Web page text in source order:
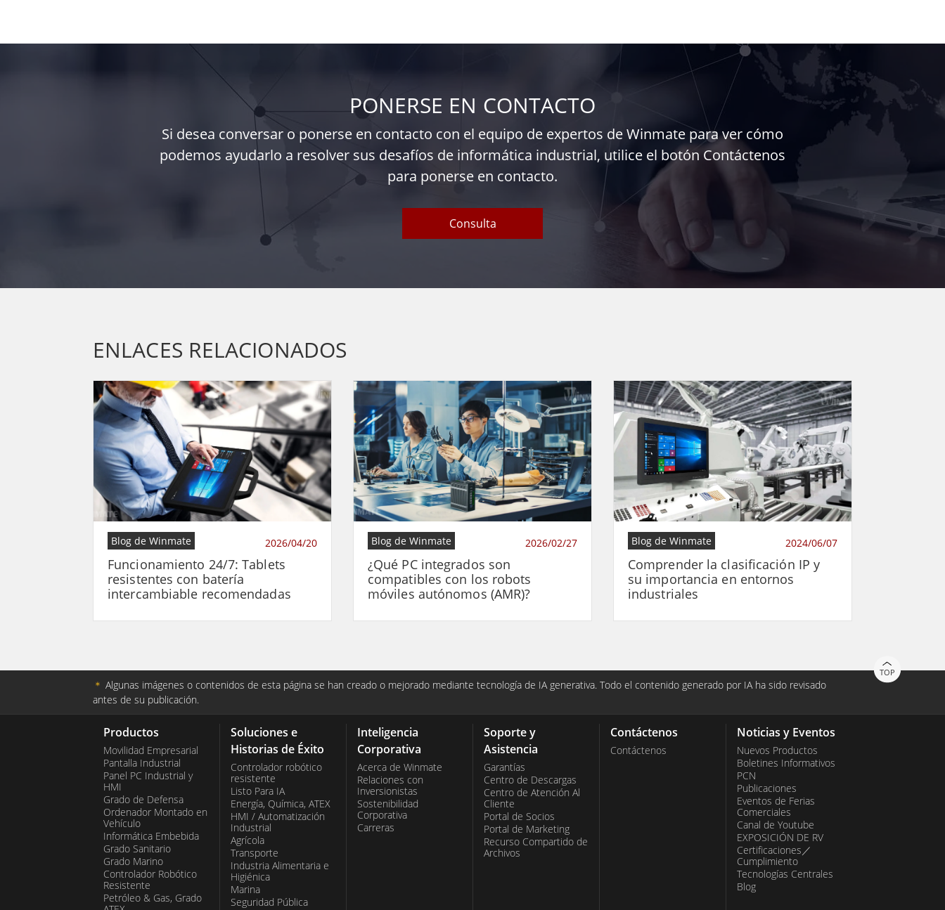
PONERSE EN CONTACTO
Si desea conversar o ponerse en contacto con el equipo de expertos de Winmate para ver cómo
podemos ayudarlo a resolver sus desafíos de informática industrial, utilice el botón Contáctenos
para ponerse en contacto.
Consulta
ENLACES RELACIONADOS
Blog de Winmate 2026/04/20
Funcionamiento 24/7: Tablets
resistentes con batería
intercambiable recomendadas
Blog de Winmate 2026/02/27
¿Qué PC integrados son
compatibles con los robots
móviles autónomos (AMR)?
Blog de Winmate 2024/06/07
Comprender la clasificación IP y
su importancia en entornos
industriales
TOP
＊ Algunas imágenes o contenidos de esta página se han creado o mejorado mediante tecnología de IA generativa. Todo el contenido generado por IA ha sido revisado
antes de su publicación.
Productos
Movilidad Empresarial
Pantalla Industrial
Panel PC Industrial y
HMI
Grado de Defensa
Ordenador Montado en
Vehículo
Informática Embebida
Grado Sanitario
Grado Marino
Controlador Robótico
Resistente
Petróleo & Gas, Grado
Soluciones e
Historias de Éxito
Controlador robótico
resistente
Listo Para IA
Energía, Química, ATEX
HMI / Automatización
Industrial
Agrícola
Transporte
Industria Alimentaria e
Higiénica
Marina
Seguridad Pública
Inteligencia
Corporativa
Acerca de Winmate
Relaciones con
Inversionistas
Sostenibilidad
Corporativa
Carreras
Soporte y
Asistencia
Garantías
Centro de Descargas
Centro de Atención Al
Cliente
Portal de Socios
Portal de Marketing
Recurso Compartido de
Archivos
Contáctenos
Contáctenos
Noticias y Eventos
Nuevos Productos
Boletines Informativos
PCN
Publicaciones
Eventos de Ferias
Comerciales
Canal de Youtube
EXPOSICIÓN DE RV
Certificaciones／
Cumplimiento
Tecnologías Centrales
Blog